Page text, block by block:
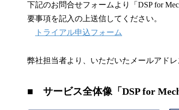
下記のお問合せフォームより「DSP for
要事項を記入の上送信してください。
トライアル申込フォーム
弊社担当者より、いただいたメールアド
■ サービス全体像「DSP for